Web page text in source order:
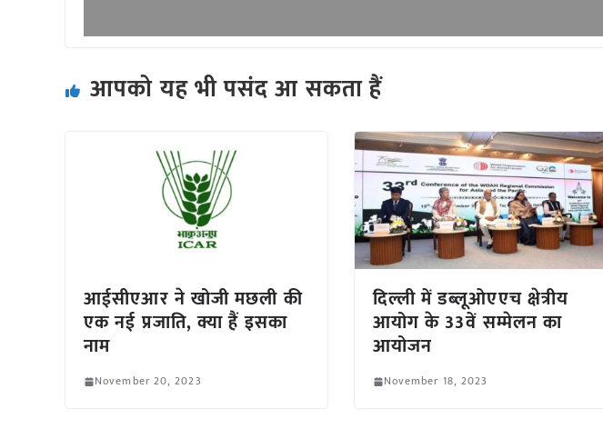
आपको यह भी पसंद आ सकता हैं
आईसीएआर ने खोजी मछली की
एक नई प्रजाति, क्या हैं इसका
नाम
November 20, 2023
दिल्ली में डब्लूओएएच क्षेत्रीय
आयोग के 33वें सम्मेलन का
आयोजन
November 18, 2023